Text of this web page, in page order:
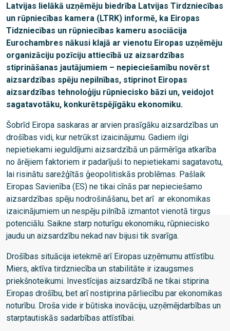
Latvijas lielākā uzņēmēju biedrība Latvijas Tirdzniecības
un rūpniecības kamera (LTRK) informē, ka Eiropas
Tidzniecības un rūpniecības kameru asociācija
Eurochambres nākusi klajā ar vienotu Eiropas uzņēmēju
organizāciju pozīciju attiecībā uz aizsardzības
stiprināšanas jautājumiem – nepieciešamību novērst
aizsardzības spēju nepilnības, stiprinot Eiropas
aizsardzības tehnoloģiju rūpniecisko bāzi un, veidojot
sagatavotāku, konkurētspējīgāku ekonomiku.
Šobrīd Eiropa saskaras ar arvien prasīgāku aizsardzības un
drošības vidi, kur netrūkst izaicinājumu. Gadiem ilgi
nepietiekami ieguldījumi aizsardzībā un pārmērīga atkarība
no ārējiem faktoriem ir padarījuši to nepietiekami sagatavotu,
lai risinātu sarežģītās ģeopolitiskās problēmas. Pašlaik
Eiropas Savienība (ES) ne tikai cīnās par nepieciešamo
aizsardzības spēju nodrošināšanu, bet arī ar ekonomikas
izaicinājumiem un nespēju pilnībā izmantot vienotā tirgus
potenciālu. Saikne starp noturīgu ekonomiku, rūpniecisko
jaudu un aizsardzību nekad nav bijusi tik svarīga.
Drošības situācija ietekmē arī Eiropas uzņēmumu attīstību.
Miers, aktīva tirdzniecība un stabilitāte ir izaugsmes
priekšnoteikumi. Investīcijas aizsardzībā ne tikai stiprina
Eiropas drošību, bet arī nostiprina pārliecību par ekonomikas
noturību. Droša vide ir būtiska inovāciju, uzņēmējdarbības un
starptautiskās sadarbības attīstībai.